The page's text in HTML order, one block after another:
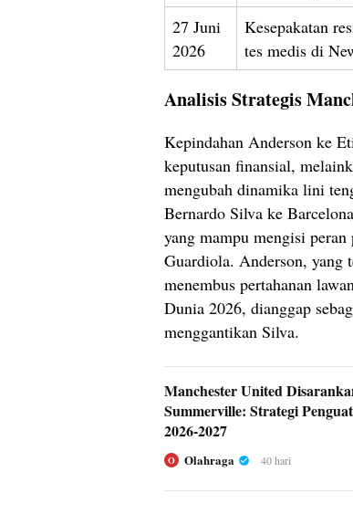
27 Juni
2026
Kesepakatan
tes medis di
Analisis Strategis
Kepindahan Anderson ke
keputusan finansial,
mengubah dinamika lini
Bernardo Silva ke
yang mampu mengisi
Guardiola. Anderson, yang
menembus pertahanan
Dunia 2026, dianggap
menggantikan Silva.
Manchester United
Summerville: Strategi
2026-2027
O Olahraga 40 hari